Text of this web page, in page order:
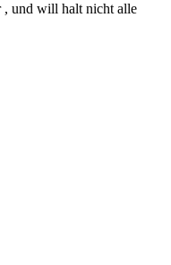
, und will halt nicht alle